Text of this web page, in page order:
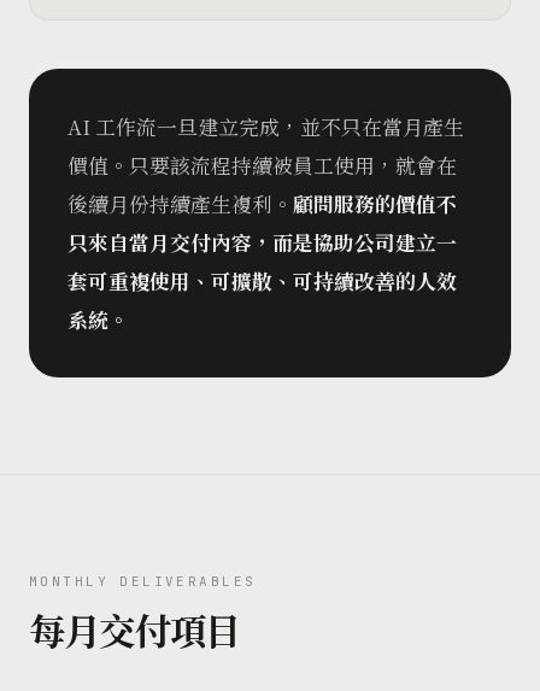
AI 工作流一旦建立完成，並不只在當月產生
價值。只要該流程持續被員工使用，就會在
後續月份持續產生複利。 顧問服務的價值不
只來自當月交付內容，而是協助公司建立一
套可重複使用、可擴散、可持續改善的人效
系統。
MONTHLY DELIVERABLES
每月交付項目